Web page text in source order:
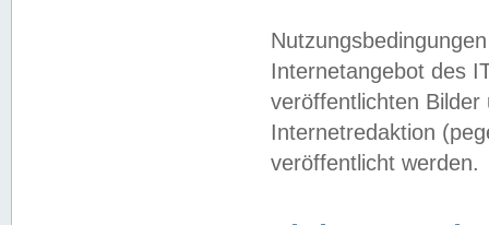
Internetangebot des
veröffentlichten
Internetredaktion
veröffentlicht werden.